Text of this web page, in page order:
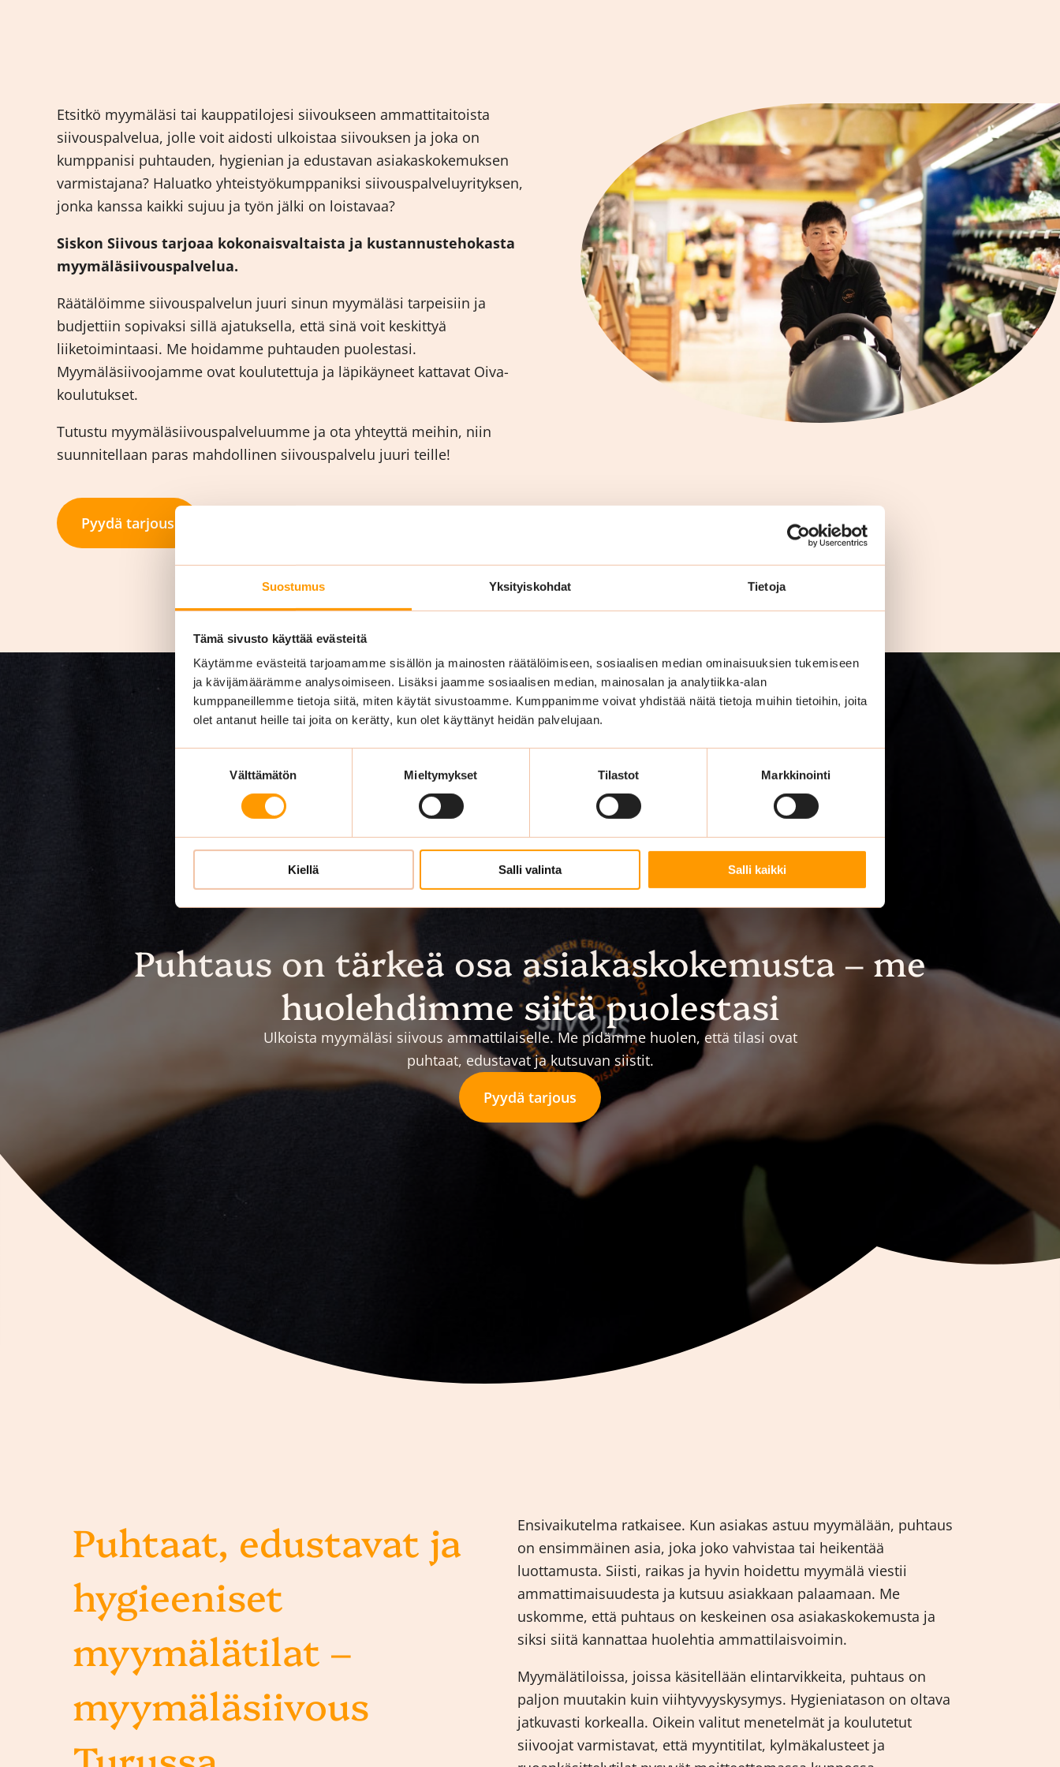
Suostumus Yksityiskohdat Tietoja
Tämä sivusto käyttää evästeitä
Käytämme evästeitä tarjoamamme sisällön ja mainosten räätälöimiseen, sosiaalisen median ominaisuuksien tukemiseen
ja kävijämäärämme analysoimiseen. Lisäksi jaamme sosiaalisen median, mainosalan ja analytiikka-alan
kumppaneillemme tietoja siitä, miten käytät sivustoamme. Kumppanimme voivat yhdistää näitä tietoja muihin tietoihin, joita
olet antanut heille tai joita on kerätty, kun olet käyttänyt heidän palvelujaan.
Välttämätön Mieltymykset Tilastot Markkinointi
Kiellä Salli valinta Salli kaikki
Etsitkö myymäläsi tai kauppatilojesi siivoukseen ammattitaitoista
siivouspalvelua, jolle voit aidosti ulkoistaa siivouksen ja joka on
kumppanisi puhtauden, hygienian ja edustavan asiakaskokemuksen
varmistajana? Haluatko yhteistyökumppaniksi siivouspalveluyrityksen,
jonka kanssa kaikki sujuu ja työn jälki on loistavaa?
Siskon Siivous tarjoaa kokonaisvaltaista ja kustannustehokasta
myymäläsiivouspalvelua.
Räätälöimme siivouspalvelun juuri sinun myymäläsi tarpeisiin ja
budjettiin sopivaksi sillä ajatuksella, että sinä voit keskittyä
liiketoimintaasi. Me hoidamme puhtauden puolestasi.
Myymäläsiivoojamme ovat koulutettuja ja läpikäyneet kattavat Oiva-
koulutukset.
Tutustu myymäläsiivouspalveluumme ja ota yhteyttä meihin, niin
suunnitellaan paras mahdollinen siivouspalvelu juuri teille!
Pyydä tarjous
Puhtaus on tärkeä osa asiakaskokemusta – me
huolehdimme siitä puolestasi
Ulkoista myymäläsi siivous ammattilaiselle. Me pidämme huolen, että tilasi ovat
puhtaat, edustavat ja kutsuvan siistit.
Pyydä tarjous
Puhtaat, edustavat ja
hygieeniset
myymälätilat –
myymäläsiivous
Ensivaikutelma ratkaisee. Kun asiakas astuu myymälään, puhtaus
on ensimmäinen asia, joka joko vahvistaa tai heikentää
luottamusta. Siisti, raikas ja hyvin hoidettu myymälä viestii
ammattimaisuudesta ja kutsuu asiakkaan palaamaan. Me
uskomme, että puhtaus on keskeinen osa asiakaskokemusta ja
siksi siitä kannattaa huolehtia ammattilaisvoimin.
Myymälätiloissa, joissa käsitellään elintarvikkeita, puhtaus on
paljon muutakin kuin viihtyvyyskysymys. Hygieniatason on oltava
jatkuvasti korkealla. Oikein valitut menetelmät ja koulutetut
siivoojat varmistavat, että myyntitilat, kylmäkalusteet ja